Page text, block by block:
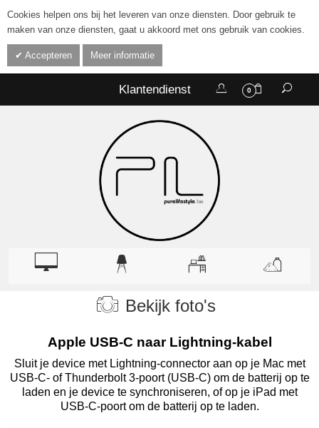
Cookies helpen ons bij het leveren van onze diensten. Door gebruik te
maken van onze diensten, gaat u akkoord met ons gebruik van cookies.
Accepteren Meer informatie
0
Klantendienst
Bekijk foto's
Apple USB-C naar Lightning-kabel
Sluit je device met Lightning-connector aan op je Mac met
USB‑C- of Thunderbolt 3-poort (USB‑C) om de batterij op te
laden en je device te synchroniseren, of op je iPad met
USB‑C-poort om de batterij op te laden.